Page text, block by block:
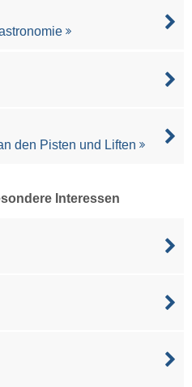
den Pisten und Liften
Interessen